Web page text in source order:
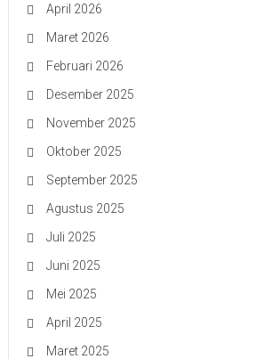
April 2026
Maret 2026
Februari 2026
Desember 2025
November 2025
Oktober 2025
September 2025
Agustus 2025
Juli 2025
Juni 2025
Mei 2025
April 2025
Maret 2025